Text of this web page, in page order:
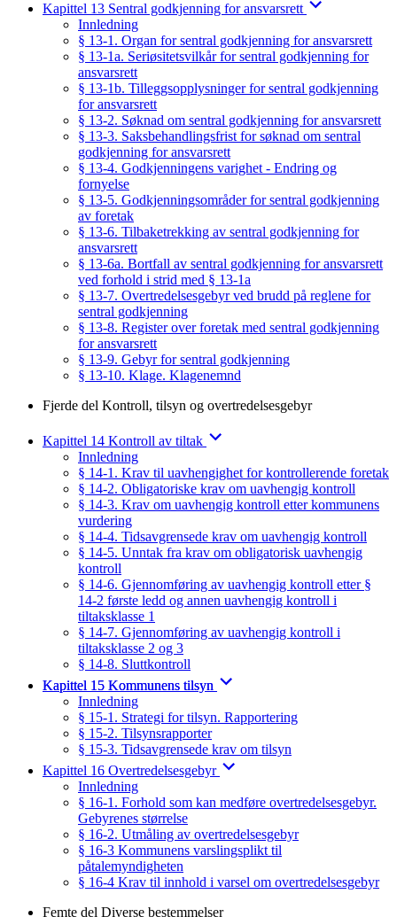
Kapittel 13 Sentral godkjenning for ansvarsrett
Innledning
§ 13-1. Organ for sentral godkjenning for ansvarsrett
§ 13-1a. Seriøsitetsvilkår for sentral godkjenning for
ansvarsrett
§ 13-1b. Tilleggsopplysninger for sentral godkjenning
for ansvarsrett
§ 13-2. Søknad om sentral godkjenning for ansvarsrett
§ 13-3. Saksbehandlingsfrist for søknad om sentral
godkjenning for ansvarsrett
§ 13-4. Godkjenningens varighet - Endring og
fornyelse
§ 13-5. Godkjenningsområder for sentral godkjenning
av foretak
§ 13-6. Tilbaketrekking av sentral godkjenning for
ansvarsrett
§ 13-6a. Bortfall av sentral godkjenning for ansvarsrett
ved forhold i strid med § 13-1a
§ 13-7. Overtredelsesgebyr ved brudd på reglene for
sentral godkjenning
§ 13-8. Register over foretak med sentral godkjenning
for ansvarsrett
§ 13-9. Gebyr for sentral godkjenning
§ 13-10. Klage. Klagenemnd
Fjerde del Kontroll, tilsyn og overtredelsesgebyr
Kapittel 14 Kontroll av tiltak
Innledning
§ 14-1. Krav til uavhengighet for kontrollerende foretak
§ 14-2. Obligatoriske krav om uavhengig kontroll
§ 14-3. Krav om uavhengig kontroll etter kommunens
vurdering
§ 14-4. Tidsavgrensede krav om uavhengig kontroll
§ 14-5. Unntak fra krav om obligatorisk uavhengig
kontroll
§ 14-6. Gjennomføring av uavhengig kontroll etter §
14-2 første ledd og annen uavhengig kontroll i
tiltaksklasse 1
§ 14-7. Gjennomføring av uavhengig kontroll i
tiltaksklasse 2 og 3
§ 14-8. Sluttkontroll
Kapittel 15 Kommunens tilsyn
Innledning
§ 15-1. Strategi for tilsyn. Rapportering
§ 15-2. Tilsynsrapporter
§ 15-3. Tidsavgrensede krav om tilsyn
Kapittel 16 Overtredelsesgebyr
Innledning
§ 16-1. Forhold som kan medføre overtredelsesgebyr.
Gebyrenes størrelse
§ 16-2. Utmåling av overtredelsesgebyr
§ 16-3 Kommunens varslingsplikt til
påtalemyndigheten
§ 16-4 Krav til innhold i varsel om overtredelsesgebyr
Femte del Diverse bestemmelser